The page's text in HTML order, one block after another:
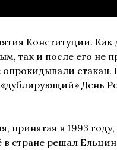
Конституции. Как
так и после его не
стакан.
День
в 1993 году,
в стране решал